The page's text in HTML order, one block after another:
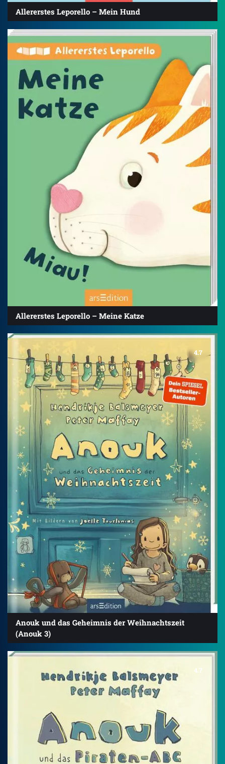
Allererstes Leporello – Mein Hund
Allererstes Leporello – Meine Katze
4.7
Anouk und das Geheimnis der Weihnachtszeit
(Anouk 3)
4.7